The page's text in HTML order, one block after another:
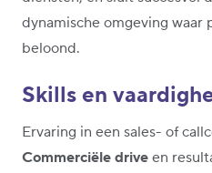
dynamische omgeving waar
beloond.
Skills en
Ervaring in een sales- of
Commerciële drive en